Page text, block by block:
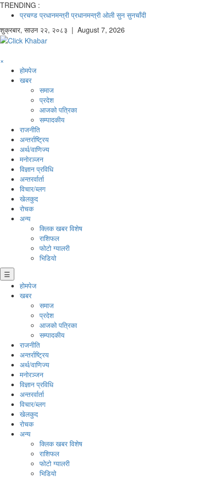
TRENDING :
प्रचण्ड प्रधानमन्त्री प्रधानमन्त्री ओली सुन सुनचाँदी
शुक्रबार, साउन २२, २०८३ | August 7, 2026
×
होमपेज
खबर
समाज
प्रदेश
आजको पत्रिका
सम्पादकीय
राजनीति
अन्तर्राष्ट्रिय
अर्थ/वाणिज्य
मनाेरञ्जन
विज्ञान प्रविधि
अन्तरर्वार्ता
विचार/ब्लग
खेलकुद
रोचक
अन्य
क्लिक खबर विशेष
राशिफल
फोटो ग्यालरी
भिडियो
☰
होमपेज
खबर
समाज
प्रदेश
आजको पत्रिका
सम्पादकीय
राजनीति
अन्तर्राष्ट्रिय
अर्थ/वाणिज्य
मनाेरञ्जन
विज्ञान प्रविधि
अन्तरर्वार्ता
विचार/ब्लग
खेलकुद
रोचक
अन्य
क्लिक खबर विशेष
राशिफल
फोटो ग्यालरी
भिडियो